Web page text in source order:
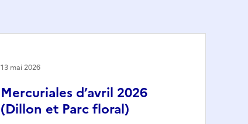
Mercuriales d’avril 2026
(Dillon et Parc floral)
13 mai 2026